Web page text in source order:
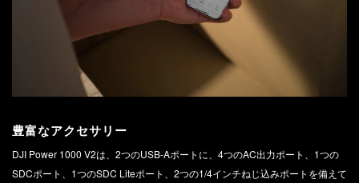
豊富なアクセサリー
DJI Power 1000 V2は、2つのUSB-Aポートに、4つのAC出力ポート、1つの
SDCポート、1つのSDC Liteポート、2つの1/4インチねじ込みポートを備えて